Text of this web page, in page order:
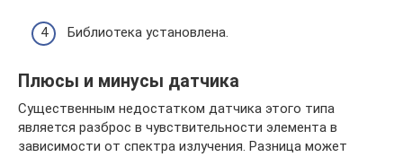
Библиотека установлена.
Плюсы и минусы датчика
Существенным недостатком датчика этого типа
является разброс в чувствительности элемента в
зависимости от спектра излучения. Разница может